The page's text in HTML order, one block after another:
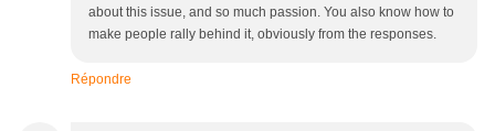
about this issue, and so much passion. You also know how to
make people rally behind it, obviously from the responses.
Répondre